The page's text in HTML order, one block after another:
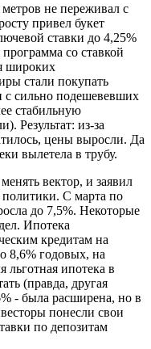
не переживал с
привел букет
ставки до 4,25%
со ставкой
широких
стали покупать
с сильно подешевевших
стабильную
Результат: из-за
цены выросли. Да
вылетела в трубу.
вектор, и заявил
С марта по
до 7,5%. Некоторые
Ипотека
кредитам на
8,6% годовых, на
ипотека в
(правда, другая
- была расширена, но в
понесли свои
по депозитам